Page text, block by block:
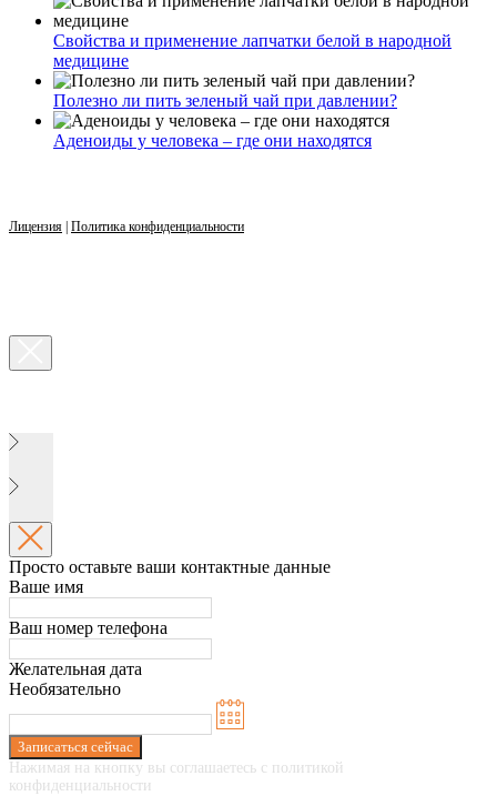
Свойства и применение лапчатки белой в народной
медицине
Полезно ли пить зеленый чай при давлении?
Аденоиды у человека – где они находятся
Лицензия | Политика конфиденциальности
Просто оставьте ваши контактные данные
Ваше имя
Ваш номер телефона
Желательная дата
Необязательно
Записаться сейчас
Нажимая на кнопку вы соглашаетесь с политикой
конфиденциальности